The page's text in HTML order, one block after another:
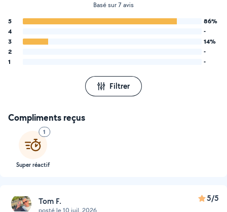
Basé sur 7 avis
5
86%
4
-
3
14%
2
-
1
-
Filtrer
Compliments reçus
1
Super réactif
Tom F.
posté le 10 juil. 2026
5/5